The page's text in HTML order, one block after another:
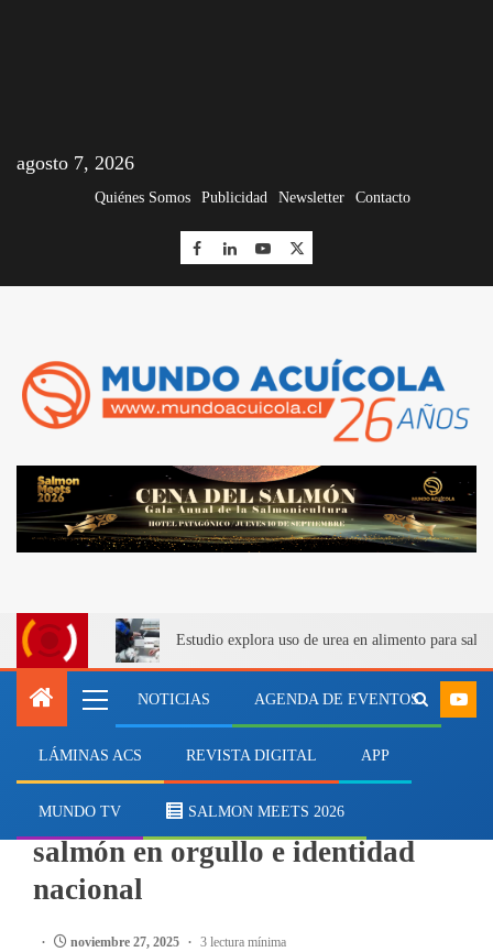
agosto 7, 2026
Quiénes Somos Publicidad Newsletter Contacto
Estudio explora uso de urea en alimento para
NOTICIAS AGENDA DE EVENTOS
LÁMINAS ACS REVISTA DIGITAL APP
MUNDO TV SALMON MEETS 2026
El desafío de transformar al
salmón en orgullo e identidad
nacional
noviembre 27, 2025 3 lectura mínima